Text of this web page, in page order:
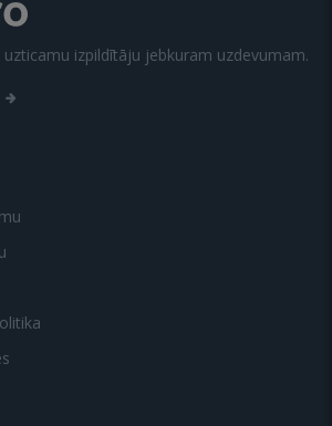
izpildītāju jebkuram uzdevumam.